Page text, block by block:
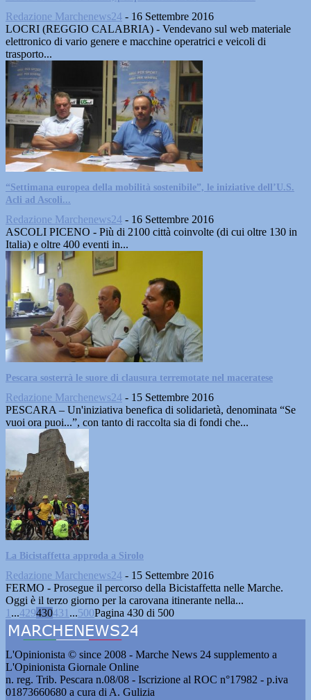
Redazione Marchenews24 - 16 Settembre 2016
LOCRI (REGGIO CALABRIA) - Vendevano sul web materiale
elettronico di vario genere e macchine operatrici e veicoli di
trasporto...
“Settimana europea della mobilità sostenibile”, le iniziative dell’U.S.
Acli ad Ascoli...
Redazione Marchenews24 - 16 Settembre 2016
ASCOLI PICENO - Più di 2100 città coinvolte (di cui oltre 130 in
Italia) e oltre 400 eventi in...
Pescara sosterrà le suore di clausura terremotate nel maceratese
Redazione Marchenews24 - 15 Settembre 2016
PESCARA – Un'iniziativa benefica di solidarietà, denominata “Se
vuoi ora puoi...”, con tanto di raccolta sia di fondi che...
La Bicistaffetta approda a Sirolo
Redazione Marchenews24 - 15 Settembre 2016
FERMO - Prosegue il percorso della Bicistaffetta nelle Marche.
Oggi è il terzo giorno per la carovana itinerante nella...
1 ...429430431 ...500Pagina 430 di 500
L'Opinionista © since 2008 - Marche News 24 supplemento a
L'Opinionista Giornale Online
n. reg. Trib. Pescara n.08/08 - Iscrizione al ROC n°17982 - p.iva
01873660680 a cura di A. Gulizia